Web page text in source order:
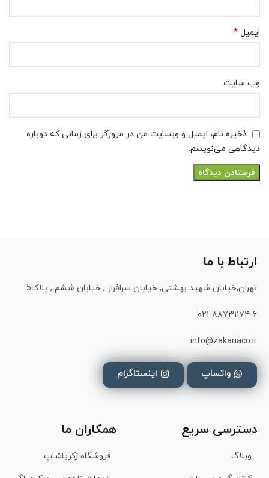
ایمیل*
وب‌ سایت
ذخیره نام، ایمیل و وبسایت من در مرورگر برای زمانی که دوباره
دیدگاهی می‌نویسم.
ارتباط با ما
تهران,خیابان شهید بهشتی, خیابان سرافراز , خیابان ششم , پلاک5
۰۲۱-۸۸۷۳۱۱۷۴-۶
info@zakariaco.ir
واتساپ اینستاگرام
دسترسی سریع
وبلاگ
همکاران ما
فروشگاه زکریاشاپ